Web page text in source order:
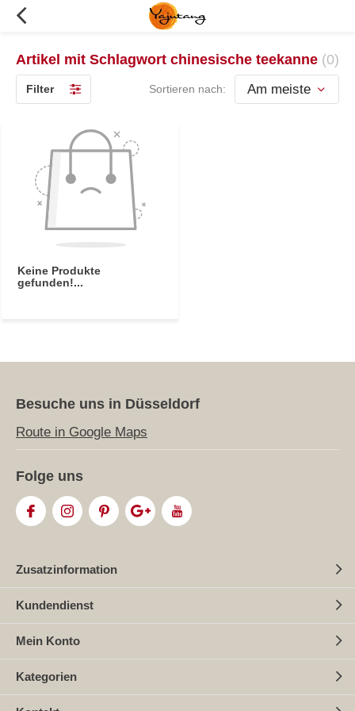
Artikel mit Schlagwort chinesische teekanne (0)
Filter Sortieren nach:
Keine Produkte
gefunden!...
Besuche uns in Düsseldorf
Route in Google Maps
Folge uns
Zusatzinformation
Kundendienst
Mein Konto
Kategorien